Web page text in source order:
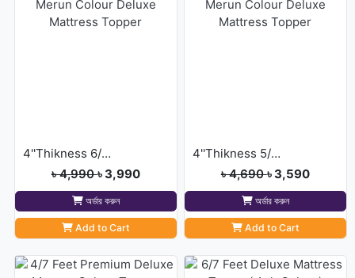
4''Thikness 6/7 feet Merun Colour Deluxe Mattress Topper
৳ 4,990৳ 3,990
অর্ডার করুন
Add to Cart
4''Thikness 5/7 feet Merun Colour Deluxe Mattress Topper
৳ 4,690৳ 3,590
অর্ডার করুন
Add to Cart